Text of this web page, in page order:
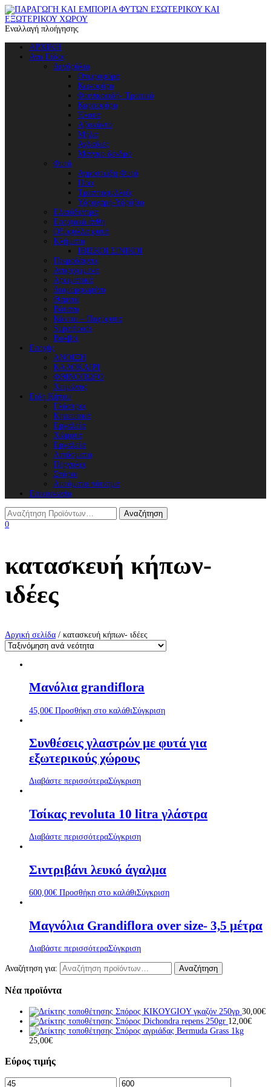
Εναλλαγή πλοήγησης
ΑΡΧΙΚΗ
Ανα Είδος
Δενδρύλια
Οπωροφόρα
Κωνοφόρα
Φοινικοειδή- Τροπικά
Καρποφόρα
Έλατα
Αβοκάντο
Μήλα
Αχλαδιές
Μάνγκο δένδρο
Φυτά
Αγροστώδη Φυτά
Πόες
Τριανταφυλλιές
Υδροχαρή-Υδρόβια
Ελαιόδεντρα
Εποχιακά άνθη
Οξύφυλλα φυτά
Κλήματα
ΙΒΙΣΚΟΙ ΣΙΝΙΚΟΙ
Πικροδάφνες
Αναριχώμενα
Αρωματικά
Διαμορφωμένα
Θάμνοι
Βότανα
Κάκτοι – Παχύφυτα
Superfoods
Βολβοί
Εποχής
ΑΝΟΙΞΗ
ΚΑΛΟΚΑΙΡΙ
ΦΘΙΝΟΠΩΡΟ
Χειμώνας
Ειδη Κήπου
Γλάστρες
Κηπευτικά
Εργαλεία
Χώματα
Εργαλεία
Λιπάσματα
Πέργολες
Σπόροι
Aυτόματο πότισμα
Επικοινωνία
0
κατασκευή κήπων-
ιδέες
Αρχική σελίδα / κατασκευή κήπων- ιδέες
Μανόλια grandiflora
45,00€ Προσθήκη στο καλάθιΣύγκριση
Συνθέσεις γλαστρών με φυτά για
εξωτερικούς χώρους
Διαβάστε περισσότεραΣύγκριση
Τσίκας revoluta 10 litra γλάστρα
Διαβάστε περισσότεραΣύγκριση
Σιντριβάνι λευκό άγαλμα
600,00€ Προσθήκη στο καλάθιΣύγκριση
Μαγνόλια Grandiflora over size- 3,5 μέτρα
Διαβάστε περισσότεραΣύγκριση
Αναζήτηση για: Αναζήτηση
Νέα προϊόντα
Σπόρος KIKOYGIOY γκαζόν 250γρ 30,00€
Σπόρος Dichondra repens 250gr 12,00€
Σπόρος αγριάδας Bermuda Grass 1kg
25,00€
Εύρος τιμής